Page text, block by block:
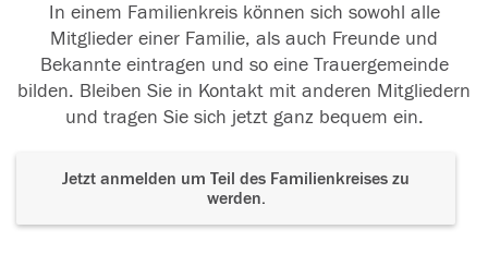
In einem Familienkreis können sich sowohl alle
Mitglieder einer Familie, als auch Freunde und
Bekannte eintragen und so eine Trauergemeinde
bilden. Bleiben Sie in Kontakt mit anderen Mitgliedern
und tragen Sie sich jetzt ganz bequem ein.
Jetzt anmelden um Teil des Familienkreises zu
werden.